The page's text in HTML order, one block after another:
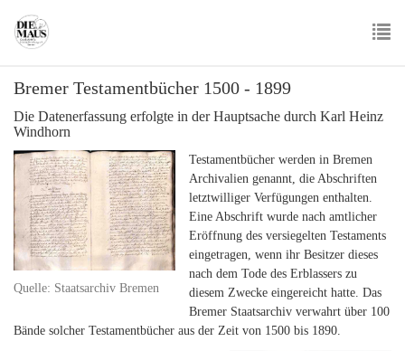
main
Bremer Testamentbücher 1500 - 1899
Die Datenerfassung erfolgte in der Hauptsache durch Karl Heinz
Windhorn
Quelle: Staatsarchiv Bremen
Testamentbücher werden in Bremen
Archivalien genannt, die Abschriften
letztwilliger Verfügungen enthalten.
Eine Abschrift wurde nach amtlicher
Eröffnung des versiegelten Testaments
eingetragen, wenn ihr Besitzer dieses
nach dem Tode des Erblassers zu
diesem Zwecke eingereicht hatte. Das
Bremer Staatsarchiv verwahrt über 100
Bände solcher Testamentbücher aus der Zeit von 1500 bis 1890.